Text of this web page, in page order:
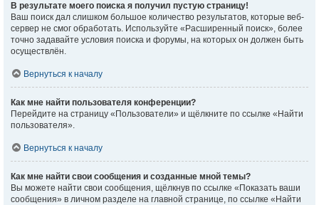
В результате моего поиска я получил пустую страницу!
Ваш поиск дал слишком большое количество результатов, которые веб-
сервер не смог обработать. Используйте «Расширенный поиск», более
точно задавайте условия поиска и форумы, на которых он должен быть
осуществлён.
Вернуться к началу
Как мне найти пользователя конференции?
Перейдите на страницу «Пользователи» и щёлкните по ссылке «Найти
пользователя».
Вернуться к началу
Как мне найти свои сообщения и созданные мной темы?
Вы можете найти свои сообщения, щёлкнув по ссылке «Показать ваши
сообщения» в личном разделе на главной странице, по ссылке «Найти